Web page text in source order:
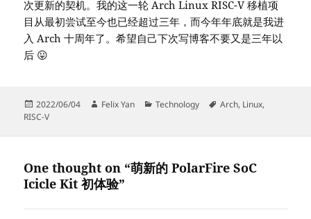
次更新的契机。我的这一轮 Arch Linux RISC-V 移植项
目从最初尝试至今也已经超过三年，而今年年底就是我进
入 Arch 十周年了。希望自己下次写博客不要又是三年以
后 😛
Posted
on
2022/06/04 Author
Felix Yan Categories
Technology Tags
Arch, Linux,
RISC-V
One thought on “萌新的 PolarFire SoC
Icicle Kit 初体验”